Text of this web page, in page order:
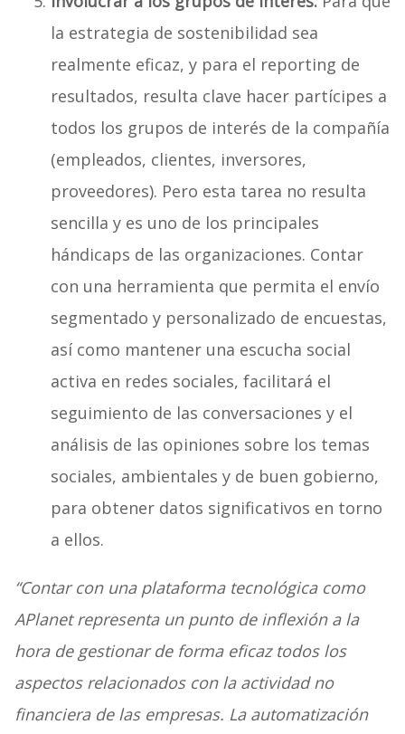
la estrategia de sostenibilidad sea
realmente eficaz, y para el reporting de
resultados, resulta clave hacer partícipes a
todos los grupos de interés de la compañía
(empleados, clientes, inversores,
proveedores). Pero esta tarea no resulta
sencilla y es uno de los principales
hándicaps de las organizaciones. Contar
con una herramienta que permita el envío
segmentado y personalizado de encuestas,
así como mantener una escucha social
activa en redes sociales, facilitará el
seguimiento de las conversaciones y el
análisis de las opiniones sobre los temas
sociales, ambientales y de buen gobierno,
para obtener datos significativos en torno
a ellos.
“Contar con una plataforma tecnológica como
APlanet representa un punto de inflexión a la
hora de gestionar de forma eficaz todos los
aspectos relacionados con la actividad no
financiera de las empresas. La automatización